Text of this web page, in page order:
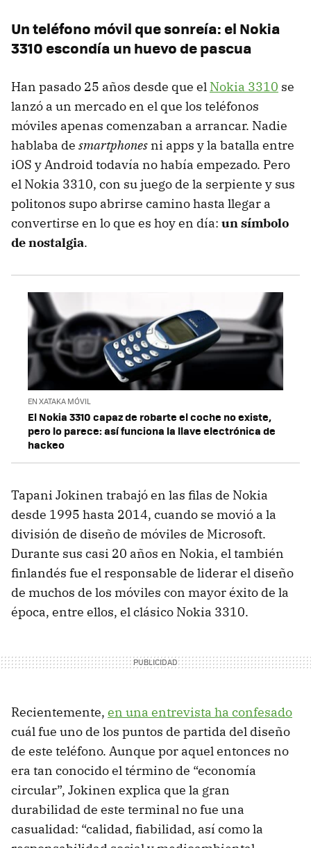
Un teléfono móvil que sonreía: el Nokia
3310 escondía un huevo de pascua
Han pasado 25 años desde que el Nokia 3310 se
lanzó a un mercado en el que los teléfonos
móviles apenas comenzaban a arrancar. Nadie
hablaba de smartphones ni apps y la batalla entre
iOS y Android todavía no había empezado. Pero
el Nokia 3310, con su juego de la serpiente y sus
politonos supo abrirse camino hasta llegar a
convertirse en lo que es hoy en día: un símbolo
de nostalgia.
EN XATAKA MÓVIL
El Nokia 3310 capaz de robarte el coche no existe,
pero lo parece: así funciona la llave electrónica de
hackeo
Tapani Jokinen trabajó en las filas de Nokia
desde 1995 hasta 2014, cuando se movió a la
división de diseño de móviles de Microsoft.
Durante sus casi 20 años en Nokia, el también
finlandés fue el responsable de liderar el diseño
de muchos de los móviles con mayor éxito de la
época, entre ellos, el clásico Nokia 3310.
Recientemente, en una entrevista ha confesado
cuál fue uno de los puntos de partida del diseño
de este teléfono. Aunque por aquel entonces no
era tan conocido el término de “economía
circular”, Jokinen explica que la gran
durabilidad de este terminal no fue una
casualidad: “calidad, fiabilidad, así como la